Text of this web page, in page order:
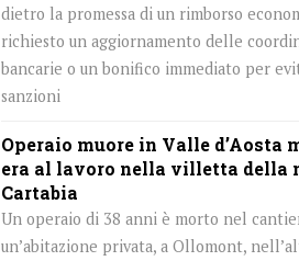
dietro la promessa di un rimborso
richiesto un aggiornamento delle
bancarie o un bonifico immediato per
sanzioni
Operaio muore in Valle d’Aosta
era al lavoro nella villetta della
Cartabia
Un operaio di 38 anni è morto nel
un’abitazione privata, a Ollomont,